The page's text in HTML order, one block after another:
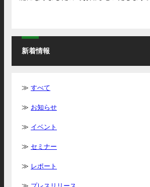
新着情報
すべて
お知らせ
イベント
セミナー
レポート